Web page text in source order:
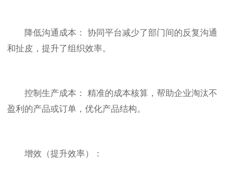
降低沟通成本： 协同平台减少了部门间的反复沟通
和扯皮，提升了组织效率。
控制生产成本： 精准的成本核算，帮助企业淘汰不
盈利的产品或订单，优化产品结构。
增效（提升效率）：